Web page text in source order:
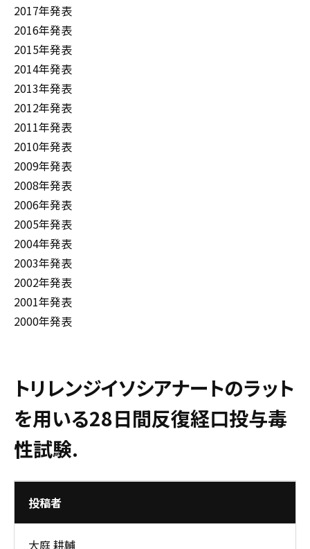
2017年発表
2016年発表
2015年発表
2014年発表
2013年発表
2012年発表
2011年発表
2010年発表
2009年発表
2008年発表
2006年発表
2005年発表
2004年発表
2003年発表
2002年発表
2001年発表
2000年発表
トリレンジイソシアナートのラット
を用いる28日間反復経口投与毒
性試験.
投稿者
大庭 耕輔